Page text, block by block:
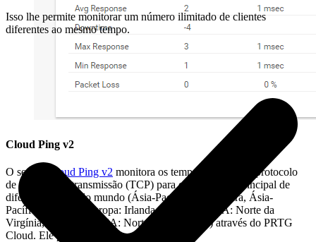
Cloud Ping v2
O sensor Cloud Ping v2 monitora os tempos de ping do protocolo
de controle de transmissão (TCP) para o dispositivo principal de
diferentes locais do mundo (Ásia-Pacífico: Cingapura, Ásia-
Pacífico: Sydney, Europa: Irlanda, Leste dos EUA: Norte da
Virgínia, Oeste dos EUA: Norte da Califórnia) através do PRTG
Cloud. Ele pode mostrar o seguinte:
Isso lhe permite monitorar um número ilimitado de clientes
diferentes ao mesmo tempo.